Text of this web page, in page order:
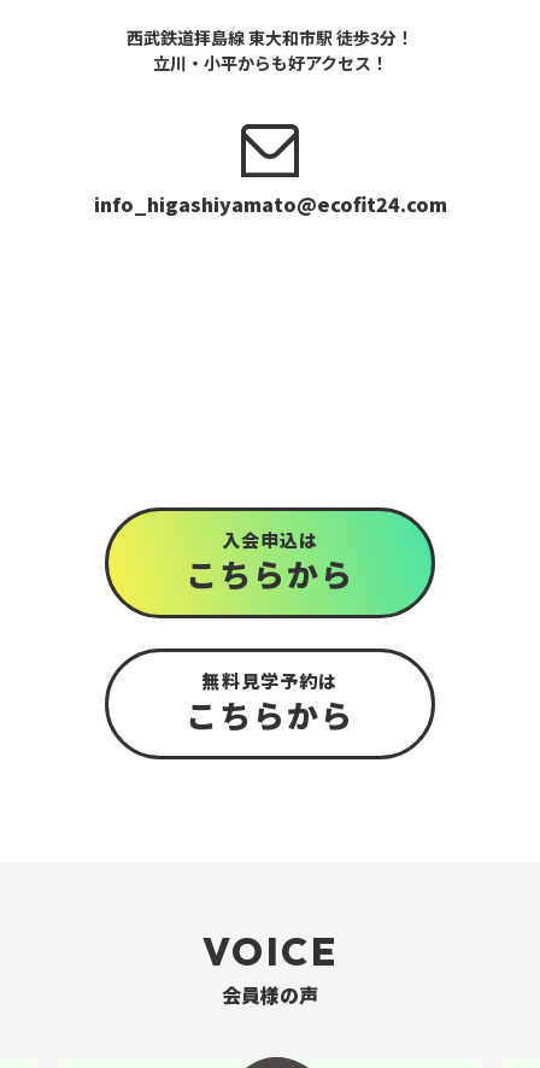
西武鉄道拝島線 東大和市駅 徒歩3分！
立川・小平からも好アクセス！
info_higashiyamato@ecofit24.com
入会申込は
こちらから
無料見学予約は
こちらから
VOICE
会員様の声